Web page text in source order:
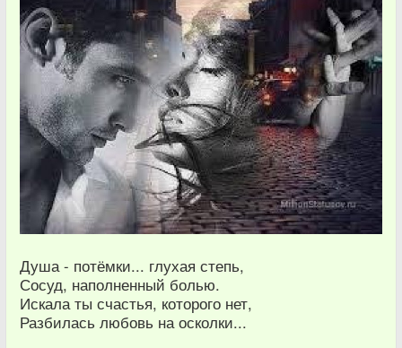
Душа - потёмки... глухая степь,
Сосуд, наполненный болью.
Искала ты счастья, которого нет,
Разбилась любовь на осколки...